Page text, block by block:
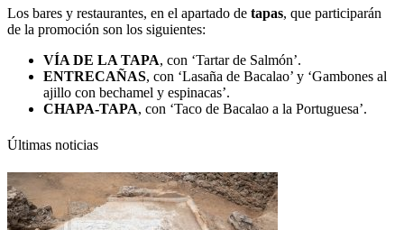
Los bares y restaurantes, en el apartado de tapas, que participarán
de la promoción son los siguientes:
VÍA DE LA TAPA, con ‘Tartar de Salmón’.
ENTRECAÑAS, con ‘Lasaña de Bacalao’ y ‘Gambones al
ajillo con bechamel y espinacas’.
CHAPA-TAPA, con ‘Taco de Bacalao a la Portuguesa’.
Últimas noticias